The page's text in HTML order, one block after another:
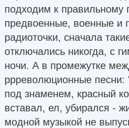
подходим к правильному
предвоенные, военные и
радиоточки, сначала
отключались никогда, с
ночи. А в промежутке
ррреволюционные
под знаменем, красный
вставал, ел, убирался -
модной музыкой не